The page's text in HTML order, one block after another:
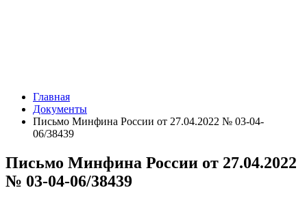
Главная
Документы
Письмо Минфина России от 27.04.2022 № 03-04-
06/38439
Письмо Минфина России от 27.04.2022
№ 03-04-06/38439